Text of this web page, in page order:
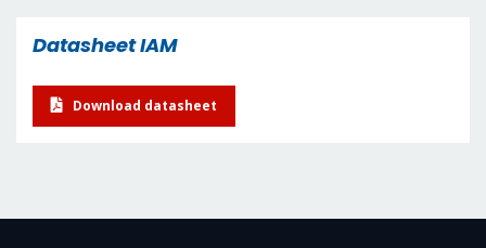
Datasheet IAM
Download datasheet